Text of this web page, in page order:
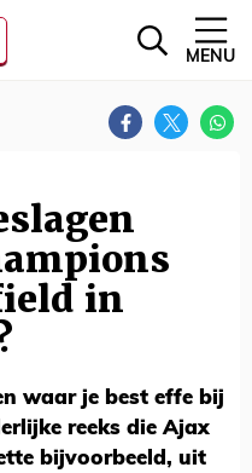
MENU
in
waar je best effe bij
reeks die Ajax
bijvoorbeeld, uit